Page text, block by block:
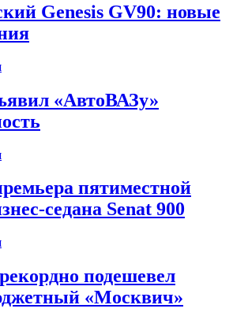
Genesis GV90: новые
«АвтоВАЗу»
пятиместной
седана Senat 900
подешевел
«Москвич»